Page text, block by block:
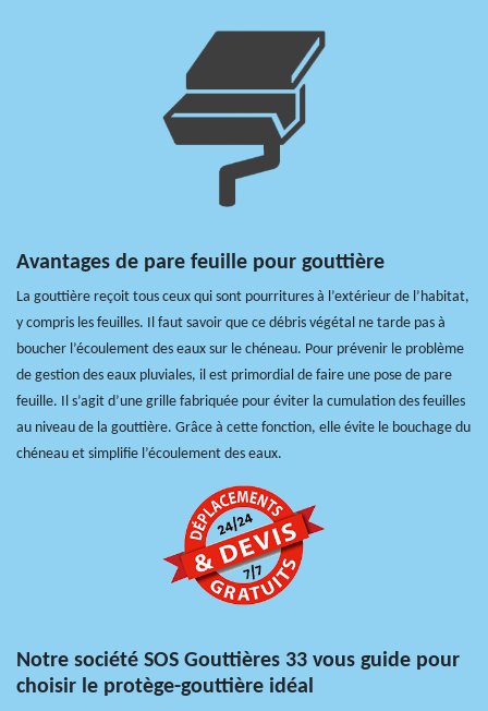
Avantages de pare feuille pour gouttière
La gouttière reçoit tous ceux qui sont pourritures à l’extérieur de l’habitat,
y compris les feuilles. Il faut savoir que ce débris végétal ne tarde pas à
boucher l’écoulement des eaux sur le chéneau. Pour prévenir le problème
de gestion des eaux pluviales, il est primordial de faire une pose de pare
feuille. Il s’agit d’une grille fabriquée pour éviter la cumulation des feuilles
au niveau de la gouttière. Grâce à cette fonction, elle évite le bouchage du
chéneau et simplifie l’écoulement des eaux.
Notre société SOS Gouttières 33 vous guide pour
choisir le protège-gouttière idéal